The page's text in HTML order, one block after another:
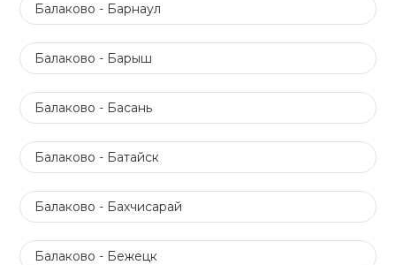
Балаково - Барнаул
Балаково - Барыш
Балаково - Басань
Балаково - Батайск
Балаково - Бахчисарай
Балаково - Бежецк